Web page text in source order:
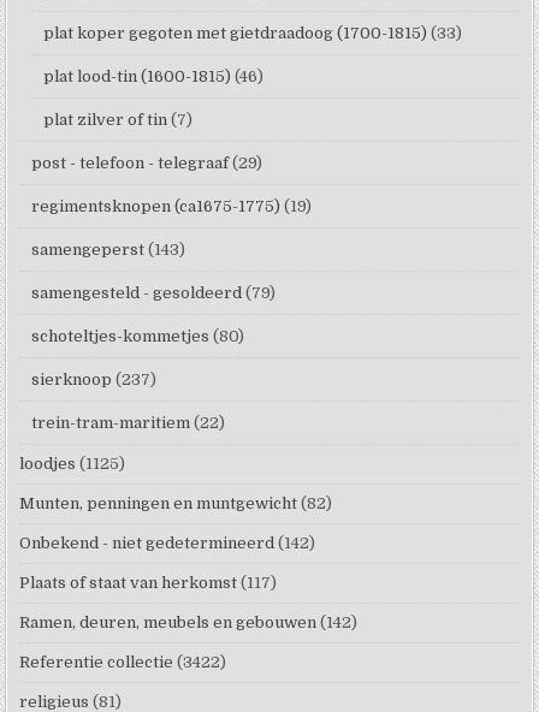
plat koper gegoten met gietdraadoog (1700-1815) (33)
plat lood-tin (1600-1815) (46)
plat zilver of tin (7)
post - telefoon - telegraaf (29)
regimentsknopen (ca1675-1775) (19)
samengeperst (143)
samengesteld - gesoldeerd (79)
schoteltjes-kommetjes (80)
sierknoop (237)
trein-tram-maritiem (22)
loodjes (1125)
Munten, penningen en muntgewicht (82)
Onbekend - niet gedetermineerd (142)
Plaats of staat van herkomst (117)
Ramen, deuren, meubels en gebouwen (142)
Referentie collectie (3422)
religieus (81)